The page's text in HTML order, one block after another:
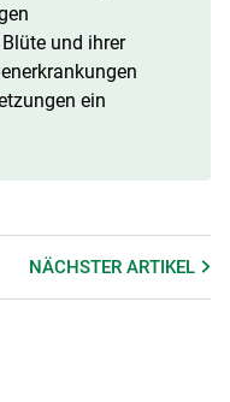
und ihrer
ein
NÄCHSTERARTIKEL